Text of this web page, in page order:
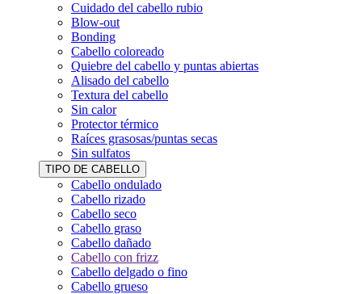
Cuidado del cabello rubio
Blow-out
Bonding
Cabello coloreado
Quiebre del cabello y puntas abiertas
Alisado del cabello
Textura del cabello
Sin calor
Protector térmico
Raíces grasosas/puntas secas
Sin sulfatos
TIPO DE CABELLO
Cabello ondulado
Cabello rizado
Cabello seco
Cabello graso
Cabello dañado
Cabello con frizz
Cabello delgado o fino
Cabello grueso